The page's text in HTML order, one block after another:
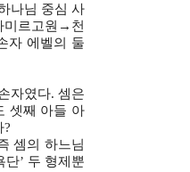
나님 중심 사
미르고원→천
자 에벨의 둘
자였다. 셈은
셋째 아들 아
?
셈의 하느님
단’ 두 형제뿐